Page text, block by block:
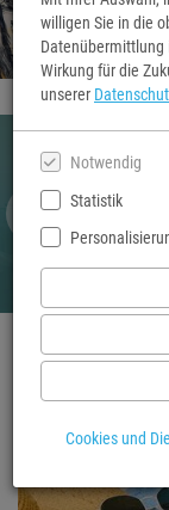
willigen Sie in die
Datenübermittlung
Wirkung für die
unserer
Notwendig
Statistik
Cookies und